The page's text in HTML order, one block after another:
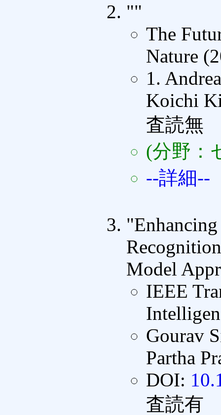
""
The
Nature
1.
Koichi
査読無
(分野：
--詳細--
Model
IEEE
Gourav
Partha
DOI:
査読有